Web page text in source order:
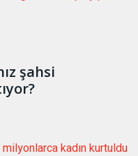
şahsi